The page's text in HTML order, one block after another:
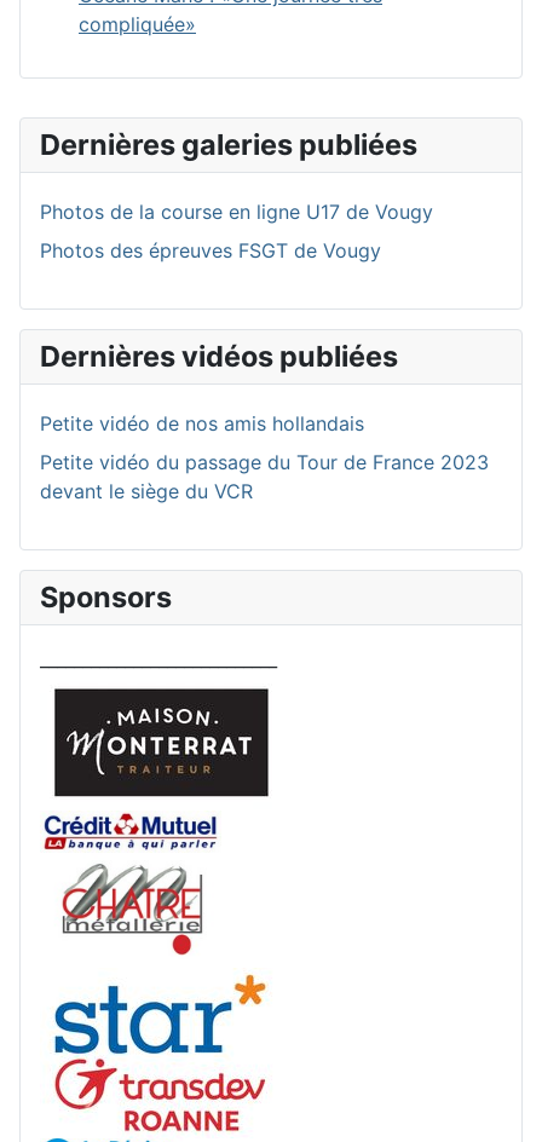
Dernières galeries publiées
Photos de la course en ligne U17 de Vougy
Photos des épreuves FSGT de Vougy
Dernières vidéos publiées
Petite vidéo de nos amis hollandais
Petite vidéo du passage du Tour de France 2023
devant le siège du VCR
Sponsors
compliquée»